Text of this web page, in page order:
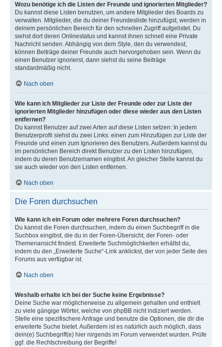
Wozu benötige ich die Listen der Freunde und ignorierten Mitglieder?
Du kannst diese Listen benutzen, um andere Mitglieder des Boards zu
verwalten. Mitglieder, die du deiner Freundesliste hinzufügst, werden in
deinem persönlichen Bereich für den schnellen Zugriff aufgelistet. Du
siehst dort deren Onlinestatus und kannst ihnen schnell eine Private
Nachricht senden. Abhängig von dem Style, den du verwendest,
können Beiträge deiner Freunde auch hervorgehoben sein. Wenn du
einen Benutzer ignorierst, dann siehst du seine Beiträge
standardmäßig nicht.
Nach oben
Wie kann ich Mitglieder zur Liste der Freunde oder zur Liste der
ignorierten Mitglieder hinzufügen oder diese wieder aus den Listen
entfernen?
Du kannst Benutzer auf zwei Arten auf diese Listen setzen: In jedem
Benutzerprofil siehst du zwei Links: einen zum Hinzufügen zur Liste der
Freunde und einen zum Ignorieren des Benutzers. Außerdem kannst du
im persönlichen Bereich direkt Benutzer zu den Listen hinzufügen,
indem du deren Benutzernamen eingibst. An gleicher Stelle kannst du
sie auch wieder von den Listen entfernen.
Nach oben
Die Foren durchsuchen
Wie kann ich ein Forum oder mehrere Foren durchsuchen?
Du kannst die Foren durchsuchen, indem du einen Suchbegriff in die
Suchbox eingibst, die du in der Foren-Übersicht, der Foren- oder
Themenansicht findest. Erweiterte Suchmöglichkeiten erhältst du,
indem du den „Erweiterte Suche“-Link anklickst, der von jeder Seite des
Forums aus verfügbar ist.
Nach oben
Weshalb erhalte ich bei der Suche keine Ergebnisse?
Deine Suche war möglicherweise zu allgemein gehalten und enthielt
zu viele gängige Wörter, welche von phpBB nicht indiziert werden.
Stelle eine spezifischere Anfrage und benutze die Optionen, die dir die
erweiterte Suche bietet. Außerdem ist es natürlich auch möglich, dass
dein(e) Suchbegriff(e) hier nirgends im Forum verwendet wurden. Prüfe
ggf. die Rechtschreibung der Begriffe!